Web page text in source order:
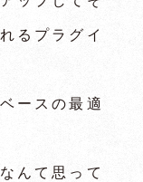
るプラグイ
ースの最適
んて思って